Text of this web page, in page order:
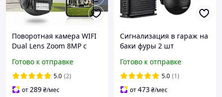
Поворотная камера WIFI
Dual Lens Zoom 8MP с
онлайн iCSee сирена и
зум, уличная охранная
Готово к отправке
5.0 (2)
от289₴/мес
Сигнализация в гараж на
баки фуры 2 шт
Kerui DW9
Готово к отправке
5.0 (1)
от473₴/мес